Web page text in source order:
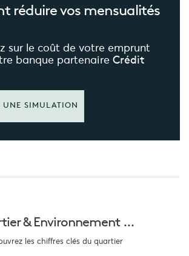
réduirevos mensualités
sur le coût de votre emprunt
banque partenaire Crédit
UNE SIMULATION
&Environnement ...
les chiffres clés du quartier